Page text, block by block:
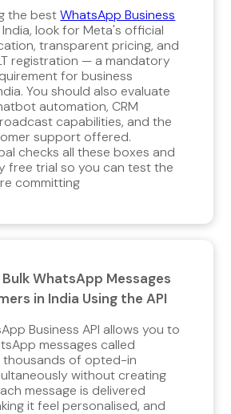
the bestWhatsApp Business
India, look for Meta's official
transparent pricing, and
registration — a mandatory
for business
You should also evaluate
automation, CRM
capabilities, and the
support offered.
checks all these boxes and
free trial so you can test the
committing.
Bulk WhatsApp Messages
in India Using the API?
Business API allows you to
messages called
of opted-in
without creating
message is delivered
it feel personalised, and